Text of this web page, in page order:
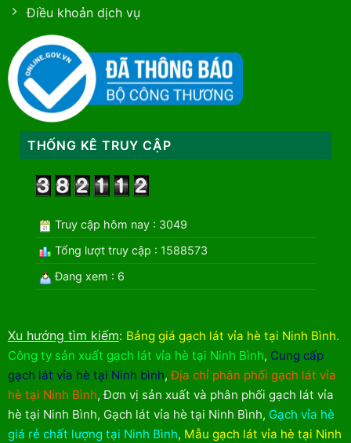
Điều khoản dịch vụ
THỐNG KÊ TRUY CẬP
Truy cập hôm nay : 3049
Tổng lượt truy cập : 1588573
Đang xem : 6
Xu hướng tìm kiếm: Bảng giá gạch lát vỉa hè tại Ninh Bình.
Công ty sản xuất gạch lát vỉa hè tại Ninh Bình, Cung cấp
gạch lát vỉa hè tại Ninh bình,Địa chỉ phân phối gạch lát vỉa
hè tại Ninh Bình,Đơn vị sản xuất và phân phối gạch lát vỉa
hè tại Ninh Bình, Gạch lát vỉa hè tại Ninh Bình, Gạch vỉa hè
giá rẻ chất lượng tại Ninh Bình, Mẫu gạch lát vỉa hè tại Ninh